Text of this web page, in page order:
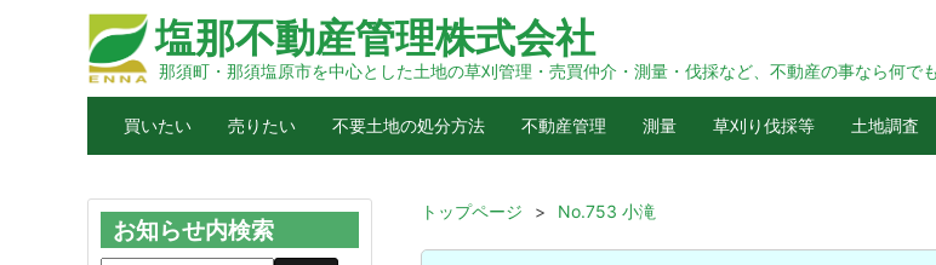
塩那不動産管理株式会社
那須町・那須塩原市を中心とした土地の草刈管理・売買仲介・測量・伐採など、不動産の事なら何で
買いたい 売りたい 不要土地の処分方法 不動産管理 測量 草刈り伐採等 土地調査
トップページ > No.753 小滝
お知らせ内検索